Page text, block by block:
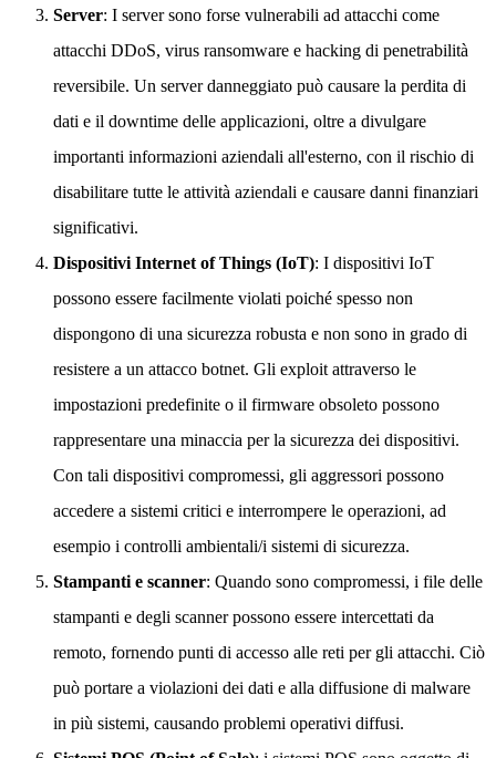
Server: I server sono forse vulnerabili ad attacchi come
attacchi DDoS, virus ransomware e hacking di penetrabilità
reversibile. Un server danneggiato può causare la perdita di
dati e il downtime delle applicazioni, oltre a divulgare
importanti informazioni aziendali all'esterno, con il rischio di
disabilitare tutte le attività aziendali e causare danni finanziari
significativi.
Dispositivi Internet of Things (IoT): I dispositivi IoT
possono essere facilmente violati poiché spesso non
dispongono di una sicurezza robusta e non sono in grado di
resistere a un attacco botnet. Gli exploit attraverso le
impostazioni predefinite o il firmware obsoleto possono
rappresentare una minaccia per la sicurezza dei dispositivi.
Con tali dispositivi compromessi, gli aggressori possono
accedere a sistemi critici e interrompere le operazioni, ad
esempio i controlli ambientali/i sistemi di sicurezza.
Stampanti e scanner: Quando sono compromessi, i file delle
stampanti e degli scanner possono essere intercettati da
remoto, fornendo punti di accesso alle reti per gli attacchi. Ciò
può portare a violazioni dei dati e alla diffusione di malware
in più sistemi, causando problemi operativi diffusi.